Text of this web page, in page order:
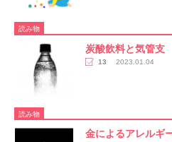
読み物
炭酸飲料と気管支
13 2023.01.04
読み物
金によるアレルギ